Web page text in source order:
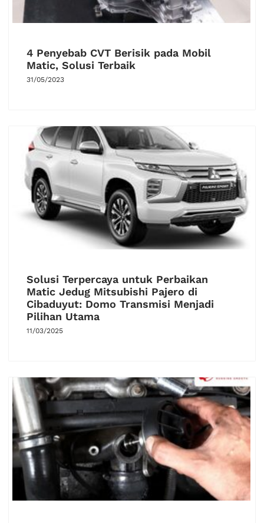
4 Penyebab CVT Berisik pada Mobil
Matic, Solusi Terbaik
31/05/2023
Solusi Terpercaya untuk Perbaikan
Matic Jedug Mitsubishi Pajero di
Cibaduyut: Domo Transmisi Menjadi
Pilihan Utama
11/03/2025